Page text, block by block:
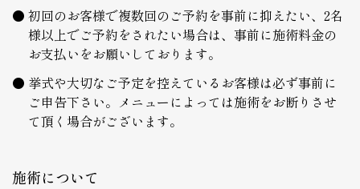
初回のお客様で複数回のご予約を事前に抑えたい、2名
様以上でご予約をされたい場合は、事前に施術料金の
お支払いをお願いしております。
挙式や大切なご予定を控えているお客様は必ず事前に
ご申告下さい。メニューによっては施術をお断りさせ
て頂く場合がございます。
施術について